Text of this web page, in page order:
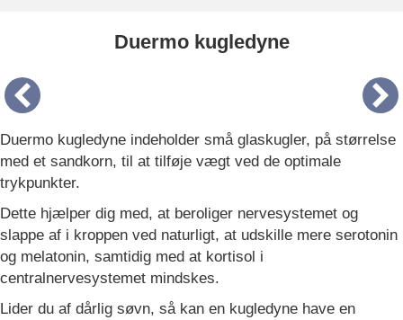
Duermo kugledyne
Duermo kugledyne indeholder små glaskugler, på størrelse
med et sandkorn, til at tilføje vægt ved de optimale
trykpunkter.
Dette hjælper dig med, at beroliger nervesystemet og
slappe af i kroppen ved naturligt, at udskille mere serotonin
og melatonin, samtidig med at kortisol i
centralnervesystemet mindskes.
Lider du af dårlig søvn, så kan en kugledyne have en